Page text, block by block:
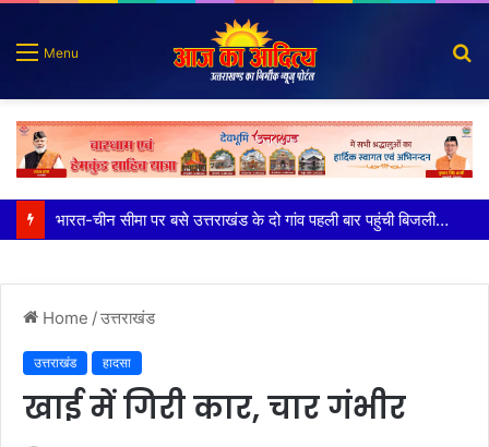
Menu
100 किडनी ट्रांसप्लांट की सफलता, हिम्स जौलीग्रांट ने बढ़ाया चिकित्सा सेवाओं का भरोसा
Home /उत्तराखंड
उत्तराखंड हादसा
खाई में गिरी कार, चार गंभीर